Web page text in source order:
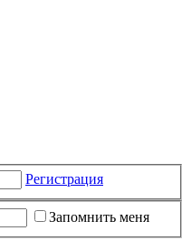
Регистрация
Запомнить меня